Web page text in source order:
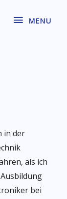
MENU
in der
als ich
bei